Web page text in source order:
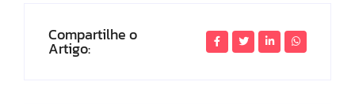
Compartilhe o
Artigo: